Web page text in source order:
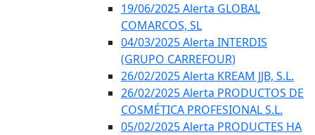
19/06/2025 Alerta GLOBAL
COMARCOS, SL
04/03/2025 Alerta INTERDIS
(GRUPO CARREFOUR)
26/02/2025 Alerta KREAM JJB, S.L.
26/02/2025 Alerta PRODUCTOS DE
COSMÉTICA PROFESIONAL S.L.
05/02/2025 Alerta PRODUCTES HA